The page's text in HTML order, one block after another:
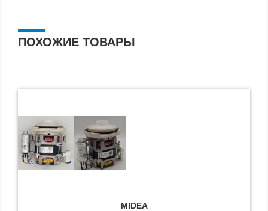
ПОХОЖИЕ ТОВАРЫ
MIDEA